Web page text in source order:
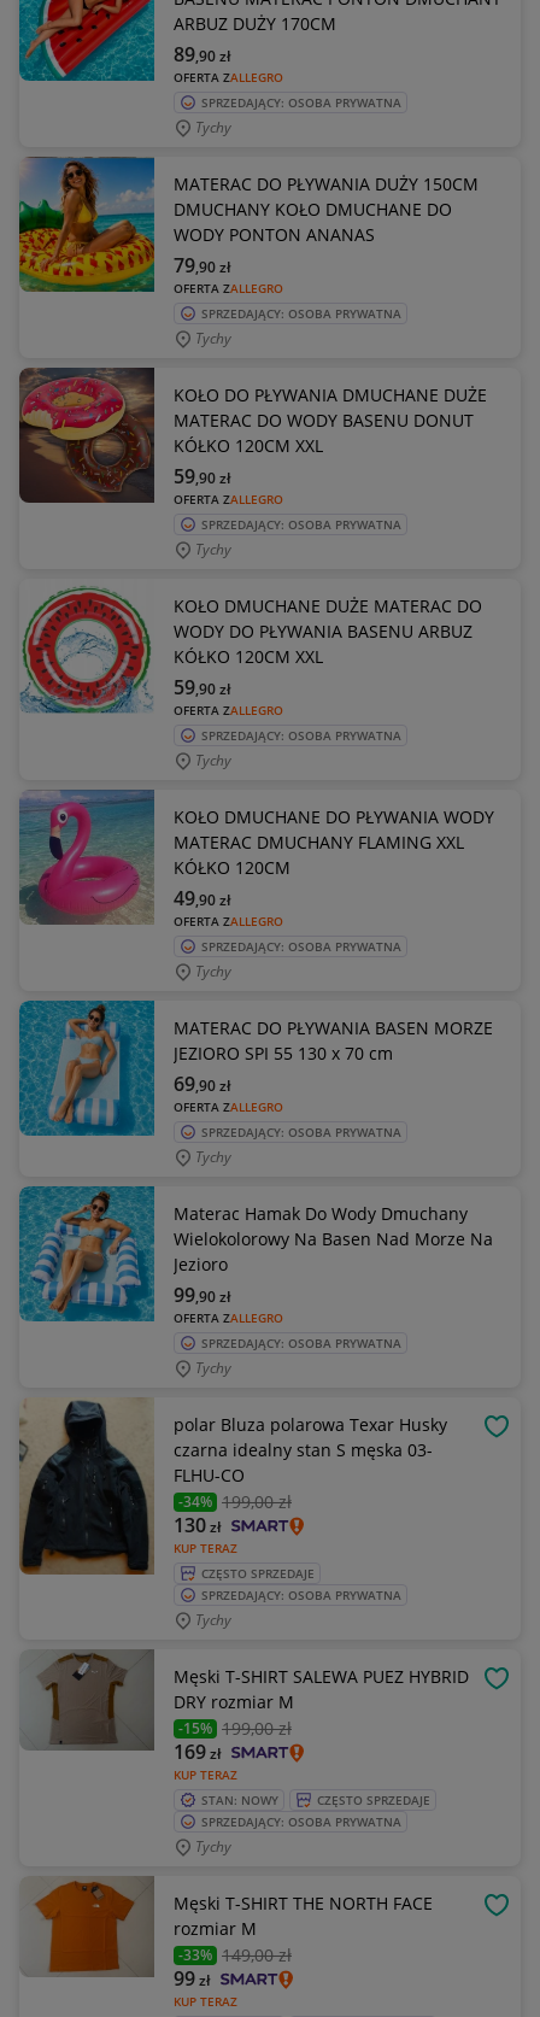
ARBUZ DUŻY 170CM
OFERTA ZALLEGRO
89,90zł
SPRZEDAJĄCY: OSOBA PRYWATNA
Tychy
MATERAC DO PŁYWANIA DUŻY 150CM
DMUCHANY KOŁO DMUCHANE DO
WODY PONTON ANANAS
OFERTA ZALLEGRO
79,90zł
SPRZEDAJĄCY: OSOBA PRYWATNA
Tychy
KOŁO DO PŁYWANIA DMUCHANE DUŻE
MATERAC DO WODY BASENU DONUT
KÓŁKO 120CM XXL
OFERTA ZALLEGRO
59,90zł
SPRZEDAJĄCY: OSOBA PRYWATNA
Tychy
KOŁO DMUCHANE DUŻE MATERAC DO
WODY DO PŁYWANIA BASENU ARBUZ
KÓŁKO 120CM XXL
OFERTA ZALLEGRO
59,90zł
SPRZEDAJĄCY: OSOBA PRYWATNA
Tychy
KOŁO DMUCHANE DO PŁYWANIA WODY
MATERAC DMUCHANY FLAMING XXL
KÓŁKO 120CM
OFERTA ZALLEGRO
49,90zł
SPRZEDAJĄCY: OSOBA PRYWATNA
Tychy
MATERAC DO PŁYWANIA BASEN MORZE
JEZIORO SPI 55 130 x 70 cm
OFERTA ZALLEGRO
69,90zł
SPRZEDAJĄCY: OSOBA PRYWATNA
Tychy
Materac Hamak Do Wody Dmuchany
Wielokolorowy Na Basen Nad Morze Na
Jezioro
OFERTA ZALLEGRO
99,90zł
SPRZEDAJĄCY: OSOBA PRYWATNA
Tychy
polar Bluza polarowa Texar Husky
czarna idealny stan S męska 03-
FLHU-CO
-34% 199,00 zł
KUP TERAZ
130zł
CZĘSTO SPRZEDAJE
SPRZEDAJĄCY: OSOBA PRYWATNA
Tychy
Męski T-SHIRT SALEWA PUEZ HYBRID
DRY rozmiar M
-15% 199,00 zł
KUP TERAZ
169zł
STAN: NOWY
CZĘSTO SPRZEDAJE
SPRZEDAJĄCY: OSOBA PRYWATNA
Tychy
Męski T-SHIRT THE NORTH FACE
rozmiar M
-33% 149,00 zł
KUP TERAZ
99zł